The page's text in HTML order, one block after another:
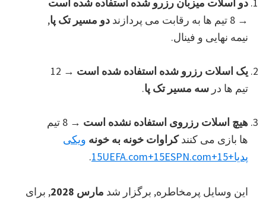
→ 8 تیم ها به رقابت می پردازند
دو مسیر تک پا,
نیمه نهایی و فینال.
یک اسلات رزرو شده استفاده شده است
→ 12
تیم ها در سه مسیر تک پا.
هیچ اسلات رزروی استفاده نشده است
→ 8 تیم
ها بازی می کنندکراوات خونه به خونه ویکی
پدیا+15
UEFA.com+15ESPN.com+15
.
این وسایل پرمخاطره, برگزار شد مارس 2028
, برای